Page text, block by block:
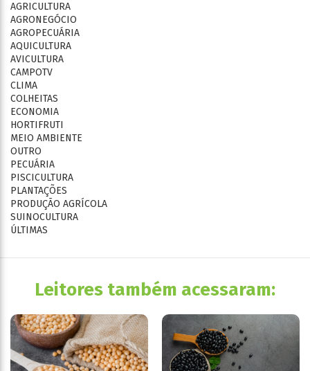
AGRICULTURA
AGRONEGÓCIO
AGROPECUÁRIA
AQUICULTURA
AVICULTURA
CAMPOTV
CLIMA
COLHEITAS
ECONOMIA
HORTIFRUTI
MEIO AMBIENTE
OUTRO
PECUÁRIA
PISCICULTURA
PLANTAÇÕES
PRODUÇÃO AGRÍCOLA
SUINOCULTURA
ÚLTIMAS
Leitores também acessaram: